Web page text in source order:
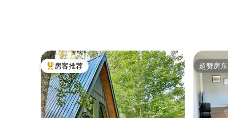
热门「房客推荐」
房客推荐 超赞房东
超赞房东